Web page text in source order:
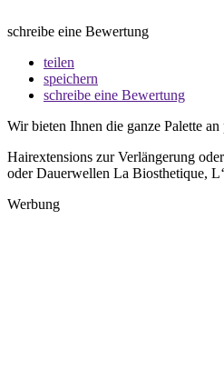
schreibe eine Bewertung
teilen
speichern
schreibe eine Bewertung
Wir bieten Ihnen die ganze Palette
Hairextensions zur Verlängerung
oder Dauerwellen La Biosthetique,
Werbung